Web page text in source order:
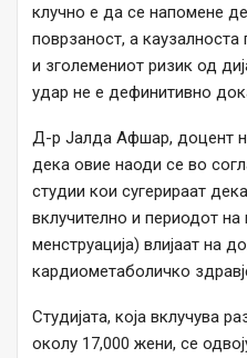
клучно е да се напомене
поврзаност, а каузалноста
и зголемениот ризик од
удар не е дефинитивно
Д-р Јалда Афшар, доцент
дека овие наоди се во
студии кои сугерираат
вклучително и периодот на
менструација) влијаат на
кардиометаболичко
Студијата, која вклучува
околу 17,000 жени, се